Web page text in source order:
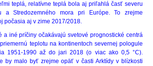
teplá, relatívne teplá bola aj priľahlá časť severu
a Stredozemného mora pri Európe. To zrejme
počasia aj v zime 2017/2018.
príčiny očakávajú svetové prognostické centrá
teplotu na kontinentoch severnej pologule
1951-1990 až do jari 2018 (o viac ako 0,5 °C).
by malo byť zrejme opäť v časti Arktídy v blízkosti